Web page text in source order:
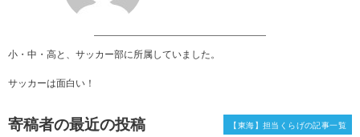
小・中・高と、サッカー部に所属していました。
サッカーは面白い！
寄稿者の最近の投稿 【東海】担当くらげの記事一覧